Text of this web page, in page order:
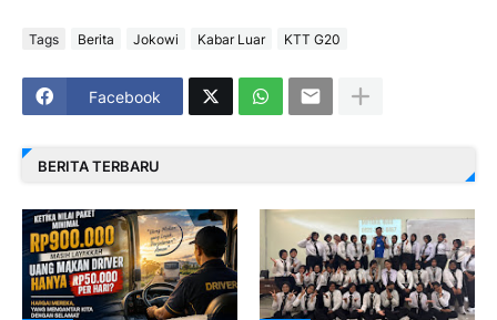
Tags Berita Jokowi Kabar Luar KTT G20
Facebook
BERITA TERBARU